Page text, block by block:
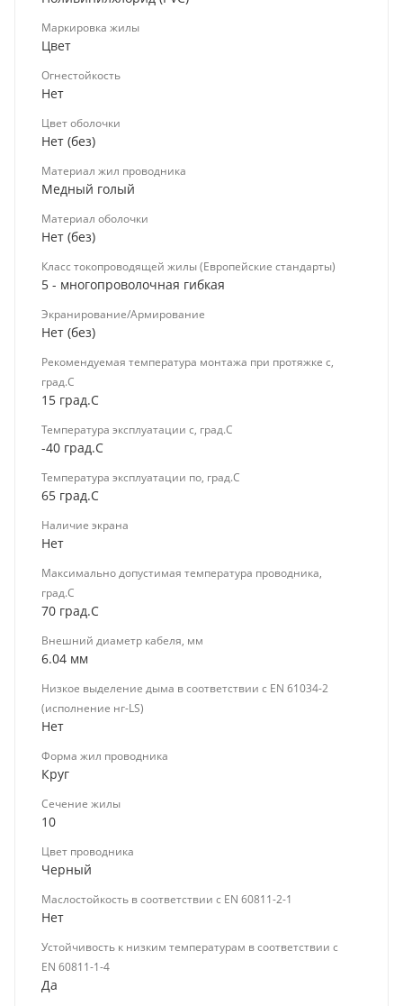
Маркировка жилы
Цвет
Огнестойкость
Нет
Цвет оболочки
Нет (без)
Материал жил проводника
Медный голый
Материал оболочки
Нет (без)
Класс токопроводящей жилы (Европейские стандарты)
5 - многопроволочная гибкая
Экранирование/Армирование
Нет (без)
Рекомендуемая температура монтажа при протяжке с,
град.C
15 град.C
Температура эксплуатации с, град.C
-40 град.C
Температура эксплуатации по, град.C
65 град.C
Наличие экрана
Нет
Максимально допустимая температура проводника,
град.C
70 град.C
Внешний диаметр кабеля, мм
6.04 мм
Низкое выделение дыма в соответствии с EN 61034-2
(исполнение нг-LS)
Нет
Форма жил проводника
Круг
Сечение жилы
10
Цвет проводника
Черный
Маслостойкость в соответствии с EN 60811-2-1
Нет
Устойчивость к низким температурам в соответствии с
EN 60811-1-4
Да